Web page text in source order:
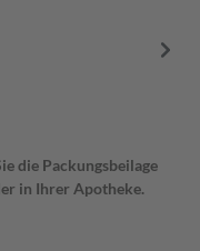
die Packungsbeilage
in Ihrer Apotheke.